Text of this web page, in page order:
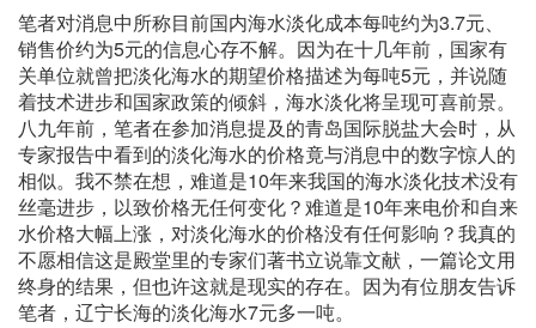
笔者对消息中所称目前国内海水淡化成本每吨约为3.7元、
销售价约为5元的信息心存不解。因为在十几年前，国家有
关单位就曾把淡化海水的期望价格描述为每吨5元，并说随
着技术进步和国家政策的倾斜，海水淡化将呈现可喜前景。
八九年前，笔者在参加消息提及的青岛国际脱盐大会时，从
专家报告中看到的淡化海水的价格竟与消息中的数字惊人的
相似。我不禁在想，难道是10年来我国的海水淡化技术没有
丝毫进步，以致价格无任何变化？难道是10年来电价和自来
水价格大幅上涨，对淡化海水的价格没有任何影响？我真的
不愿相信这是殿堂里的专家们著书立说靠文献，一篇论文用
终身的结果，但也许这就是现实的存在。因为有位朋友告诉
笔者，辽宁长海的淡化海水7元多一吨。